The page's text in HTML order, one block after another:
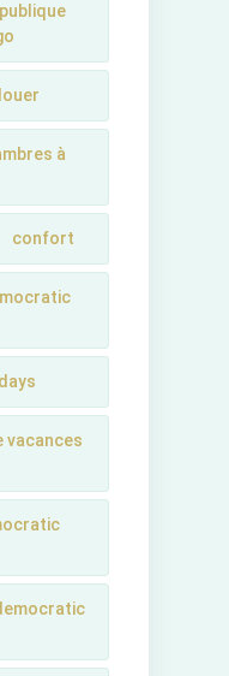
à
confort
vacances